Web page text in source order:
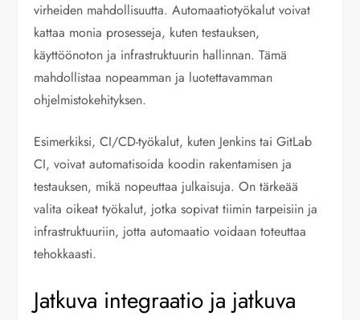
virheiden mahdollisuutta. Automaatiotyökalut voivat
kattaa monia prosesseja, kuten testauksen,
käyttöönoton ja infrastruktuurin hallinnan. Tämä
mahdollistaa nopeamman ja luotettavamman
ohjelmistokehityksen.
Esimerkiksi, CI/CD-työkalut, kuten Jenkins tai GitLab
CI, voivat automatisoida koodin rakentamisen ja
testauksen, mikä nopeuttaa julkaisuja. On tärkeää
valita oikeat työkalut, jotka sopivat tiimin tarpeisiin ja
infrastruktuuriin, jotta automaatio voidaan toteuttaa
tehokkaasti.
Jatkuva integraatio ja jatkuva